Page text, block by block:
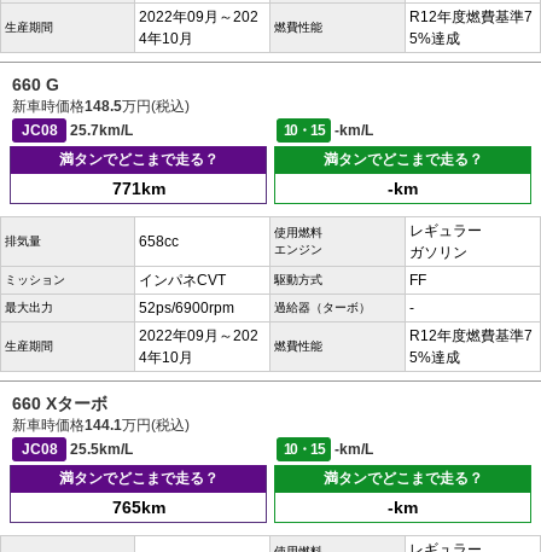
生産期間
2022年09月～202
4年10月
燃費性能
R12年度燃費基準7
5%達成
660 G
新車時価格148.5万円(税込)
JC08
25.7km/L 10・15
-km/L
満タンでどこまで走る？
771km
満タンでどこまで走る？
-km
排気量 658cc
使用燃料
エンジン
レギュラー
ガソリン
ミッション インパネCVT 駆動方式 FF
最大出力 52ps/6900rpm 過給器（ターボ） -
生産期間
2022年09月～202
4年10月
燃費性能
R12年度燃費基準7
5%達成
660 Xターボ
新車時価格144.1万円(税込)
JC08
25.5km/L 10・15
-km/L
満タンでどこまで走る？
765km
満タンでどこまで走る？
-km